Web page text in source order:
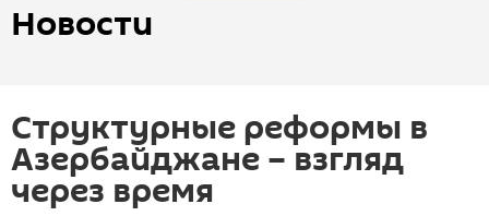
Новости
Структурные реформы в
Азербайджане – взгляд
через время